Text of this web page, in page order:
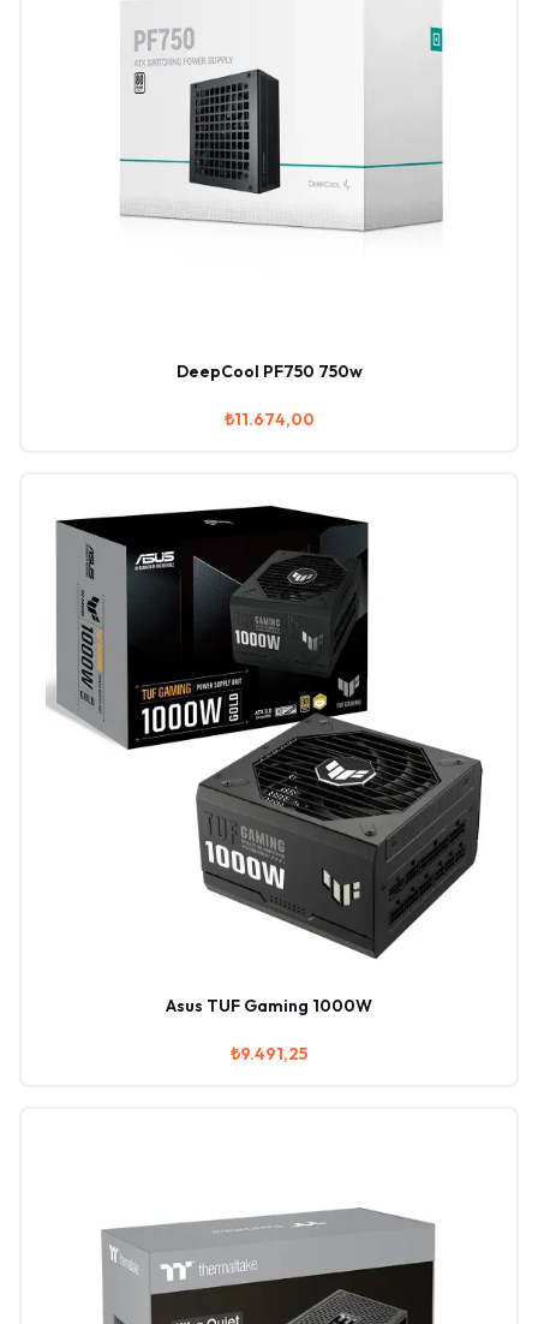
DeepCool PF750 750w
₺11.674,00
Asus TUF Gaming 1000W
₺9.491,25